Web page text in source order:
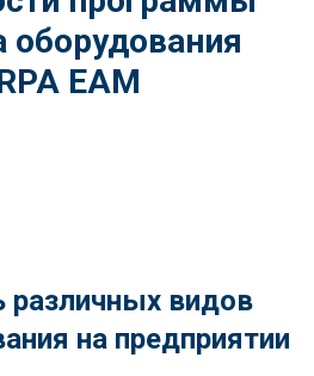
оборудования
EAM
различных видов
на предприятии